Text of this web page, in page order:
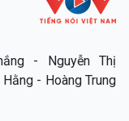
- Nguyễn Thị
- Hoàng Trung